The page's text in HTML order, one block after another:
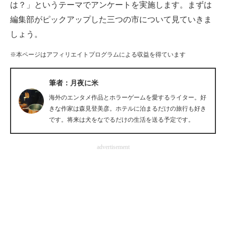
企業ITのトレンドを詳説
ITエンジニア向け専門サイト
企業向けIT製品の総合サイト
製造業のIT導入・活用を支援
は？」というテーマでアンケートを実施します。まずは
編集部がピックアップした三つの市について見ていきま
しょう。
※本ページはアフィリエイトプログラムによる収益を得ています
筆者：月夜に米
海外のエンタメ作品とホラーゲームを愛するライター。好
きな作家は森見登美彦。ホテルに泊まるだけの旅行も好き
です。将来は犬をなでるだけの生活を送る予定です。
advertisement